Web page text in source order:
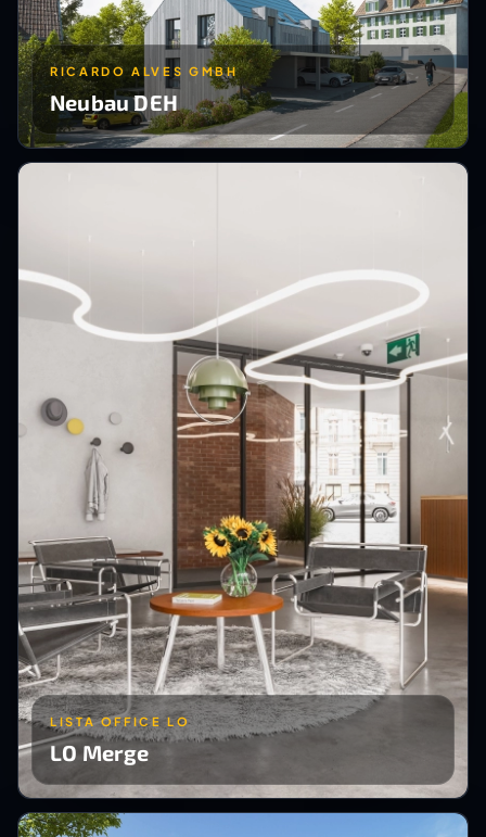
RICARDO ALVES GMBH
Neubau DEH
LISTA OFFICE LO
LO Merge